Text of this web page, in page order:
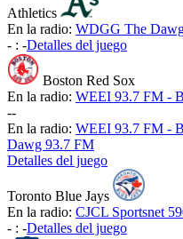
Athletics
En la radio: WDGG The
- : -Detalles del juego
Boston Red Sox
En la radio: WEEI 93.7 FM -
--
En la radio: WEEI 93.7 FM -
Dawg 93.7 FM
Detalles del juego
Toronto Blue Jays
En la radio: CJCL Sportsnet
- : -Detalles del juego